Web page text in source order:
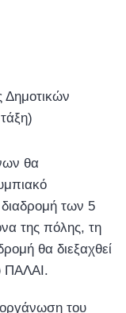
Δημοτικών
θα
των 5
της πόλης, τη
θα διεξαχθεί
ΠΑΛΑΙ.
του